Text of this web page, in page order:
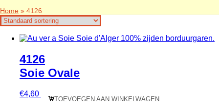
Home » 4126
4126
Soie Ovale
€4,60
TOEVOEGEN AAN WINKELWAGEN